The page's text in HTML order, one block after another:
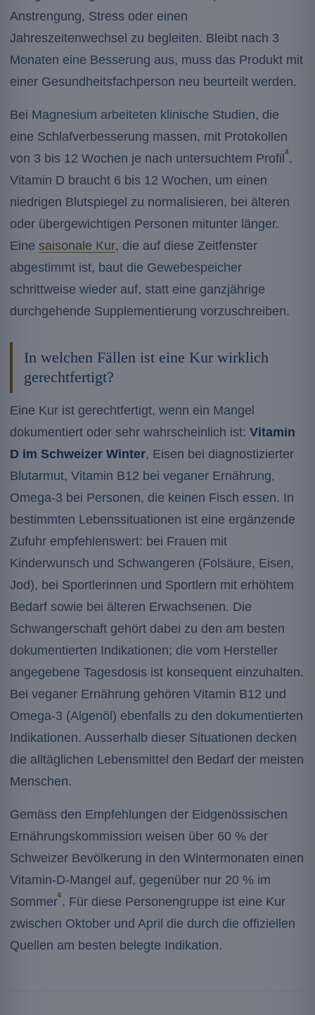
Anstrengung, Stress oder einen
Jahreszeitenwechsel zu begleiten. Bleibt nach 3
Monaten eine Besserung aus, muss das Produkt mit
einer Gesundheitsfachperson neu beurteilt werden.
Bei Magnesium arbeiteten klinische Studien, die
eine Schlafverbesserung massen, mit Protokollen
von 3 bis 12 Wochen je nach untersuchtem Profil 4.
Vitamin D braucht 6 bis 12 Wochen, um einen
niedrigen Blutspiegel zu normalisieren, bei älteren
oder übergewichtigen Personen mitunter länger.
Eine saisonale Kur, die auf diese Zeitfenster
abgestimmt ist, baut die Gewebespeicher
schrittweise wieder auf, statt eine ganzjährige
durchgehende Supplementierung vorzuschreiben.
In welchen Fällen ist eine Kur wirklich
gerechtfertigt?
Eine Kur ist gerechtfertigt, wenn ein Mangel
dokumentiert oder sehr wahrscheinlich ist: Vitamin
D im Schweizer Winter, Eisen bei diagnostizierter
Blutarmut, Vitamin B12 bei veganer Ernährung,
Omega-3 bei Personen, die keinen Fisch essen. In
bestimmten Lebenssituationen ist eine ergänzende
Zufuhr empfehlenswert: bei Frauen mit
Kinderwunsch und Schwangeren (Folsäure, Eisen,
Jod), bei Sportlerinnen und Sportlern mit erhöhtem
Bedarf sowie bei älteren Erwachsenen. Die
Schwangerschaft gehört dabei zu den am besten
dokumentierten Indikationen; die vom Hersteller
angegebene Tagesdosis ist konsequent einzuhalten.
Bei veganer Ernährung gehören Vitamin B12 und
Omega-3 (Algenöl) ebenfalls zu den dokumentierten
Indikationen. Ausserhalb dieser Situationen decken
die alltäglichen Lebensmittel den Bedarf der meisten
Menschen.
Gemäss den Empfehlungen der Eidgenössischen
Ernährungskommission weisen über 60 % der
Schweizer Bevölkerung in den Wintermonaten einen
Vitamin-D-Mangel auf, gegenüber nur 20 % im
Sommer6. Für diese Personengruppe ist eine Kur
zwischen Oktober und April die durch die offiziellen
Quellen am besten belegte Indikation.